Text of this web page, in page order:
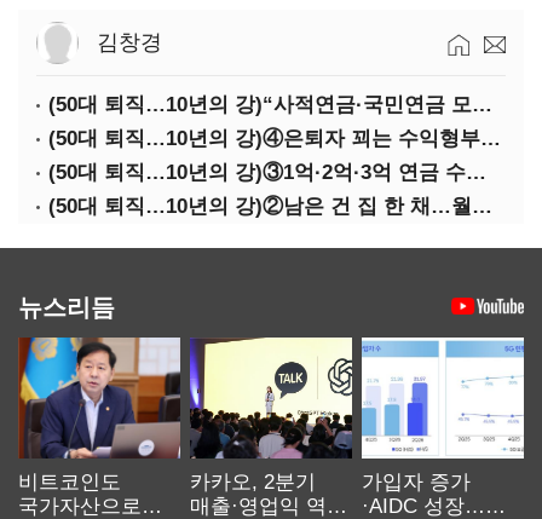
김창경
(50대 퇴직…10년의 강)“사적연금·국민연금 모두 당겨서 수령해야”
(50대 퇴직…10년의 강)④은퇴자 꾀는 수익형부동산·전업투자·편의점 창업
(50대 퇴직…10년의 강)③1억·2억·3억 연금 수령 전략
(50대 퇴직…10년의 강)②남은 건 집 한 채…월세 vs 배당 vs 주택연금
뉴스리듬
비트코인도
국가자산으로…'
카카오, 2분기
매출·영업익 역대
가입자 증가
·AIDC 성장…